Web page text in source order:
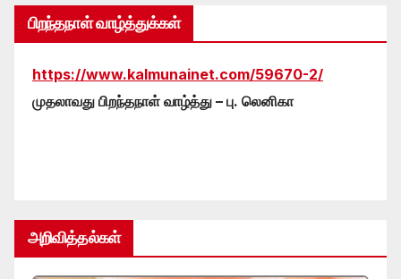
பிறந்தநாள் வாழ்த்துக்கள்
https://www.kalmunainet.com/59670-2/
முதலாவது பிறந்தநாள் வாழ்த்து – பு. லெனிகா
அறிவித்தல்கள்